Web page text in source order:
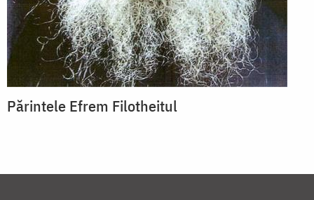
Părintele Efrem Filotheitul